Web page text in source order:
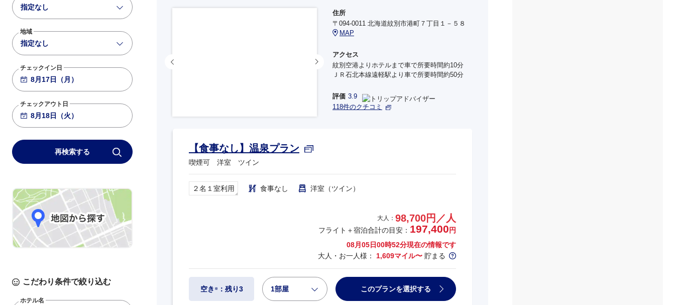
指定なし
地域
指定なし
チェックイン日
チェックアウト日
再検索する
こだわり条件で絞り込む
ホテル名
住所
〒094-0011 北海道紋別市港町７丁目１－５８
MAP
アクセス
紋別空港よりホテルまで車で所要時間約10分
ＪＲ石北本線遠軽駅より車で所要時間約50分
評価 3.9
118件のクチコミ
【食事なし】温泉プラン
喫煙可 洋室 ツイン
２名１室利用 食事なし 洋室（ツイン）
大人： 98,700円／人
フライト＋宿泊合計の目安： 197,400 円
08月05日00時52分現在の情報です
大人・お一人様： 1,609マイル〜 貯まる
空き ※：残り3 1部屋 このプランを選択する